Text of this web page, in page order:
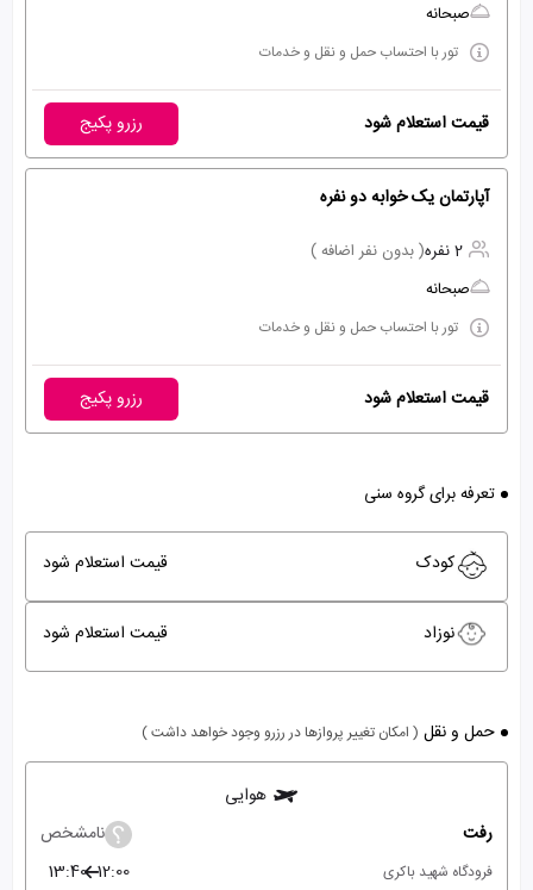
صبحانه
تور با احتساب حمل و نقل و خدمات
قیمت استعلام شود رزرو پکیج
آپارتمان یک خوابه دو نفره
2 نفره
( بدون نفر اضافه )
صبحانه
تور با احتساب حمل و نقل و خدمات
قیمت استعلام شود رزرو پکیج
تعرفه برای گروه سنی
کودک قیمت استعلام شود
نوزاد قیمت استعلام شود
حمل و نقل ( امکان تغییر پروازها در رزرو وجود خواهد داشت )
هوایی
رفت
نامشخص
فرودگاه شهید باکری 12:00
13:40